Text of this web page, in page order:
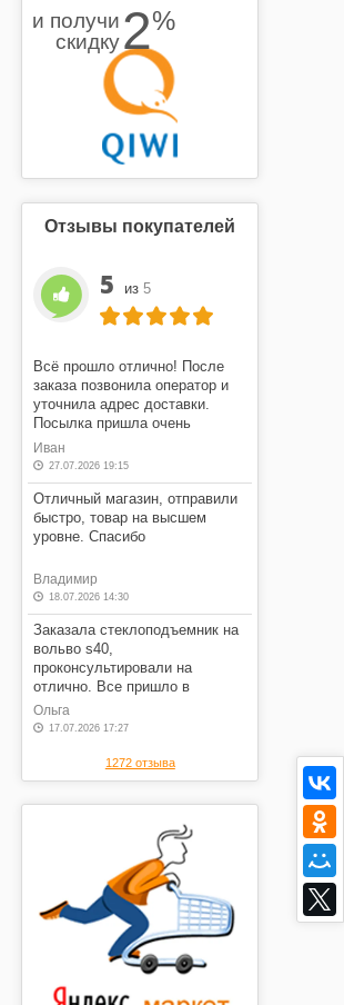
и получи
скидку2%
Отзывы покупателей
5 из5
Всё прошло отлично! После
заказа позвонила оператор и
уточнила адрес доставки.
Посылка пришла очень
быстро! Я очень доволен этим
магазином.
Иван
27.07.2026 19:15
Отличный магазин, отправили
быстро, товар на высшем
уровне. Спасибо
Владимир
18.07.2026 14:30
Заказала стеклоподъемник на
вольво s40,
проконсультировали на
отлично. Все пришло в
оговоренные сроки, в отличном
состоянии, по оговоренной
Ольга
17.07.2026 17:27
1272 отзыва